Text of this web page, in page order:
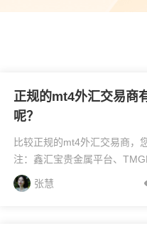
正规的mt4外汇交易商
呢？
比较正规的mt4外汇交易商，
注：鑫汇宝贵金属平台、
ECMarkets安盈、浦汇FxPro、
HFM、思博各、德凡纳等，考
张慧